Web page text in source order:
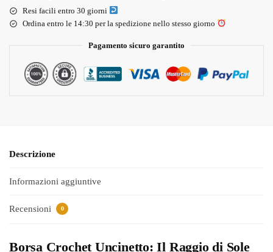
Resi facili entro 30 giorni
Ordina entro le 14:30 per la spedizione nello stesso giorno
Pagamento sicuro garantito
Descrizione
Informazioni aggiuntive
Recensioni 0
Borsa Crochet Uncinetto: Il Raggio di Sole